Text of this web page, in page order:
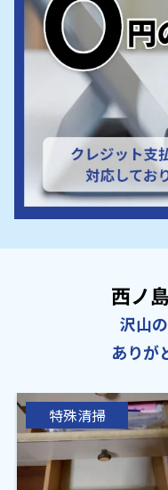
西ノ
沢山
ありが
特殊清掃